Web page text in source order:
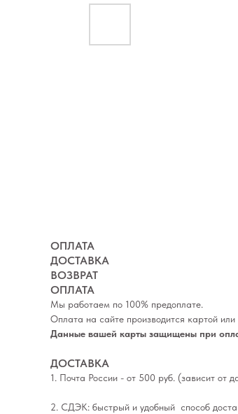
ОПЛАТА
ДОСТАВКА
ВОЗВРАТ
ОПЛАТА
Мы работаем по 100% предоплате.
Оплата на сайте производится картой
Данные вашей карты защищены при
ДОСТАВКА
1. Почта России - от 500 руб. (зависит от
2. СДЭК: быстрый и удобный способ